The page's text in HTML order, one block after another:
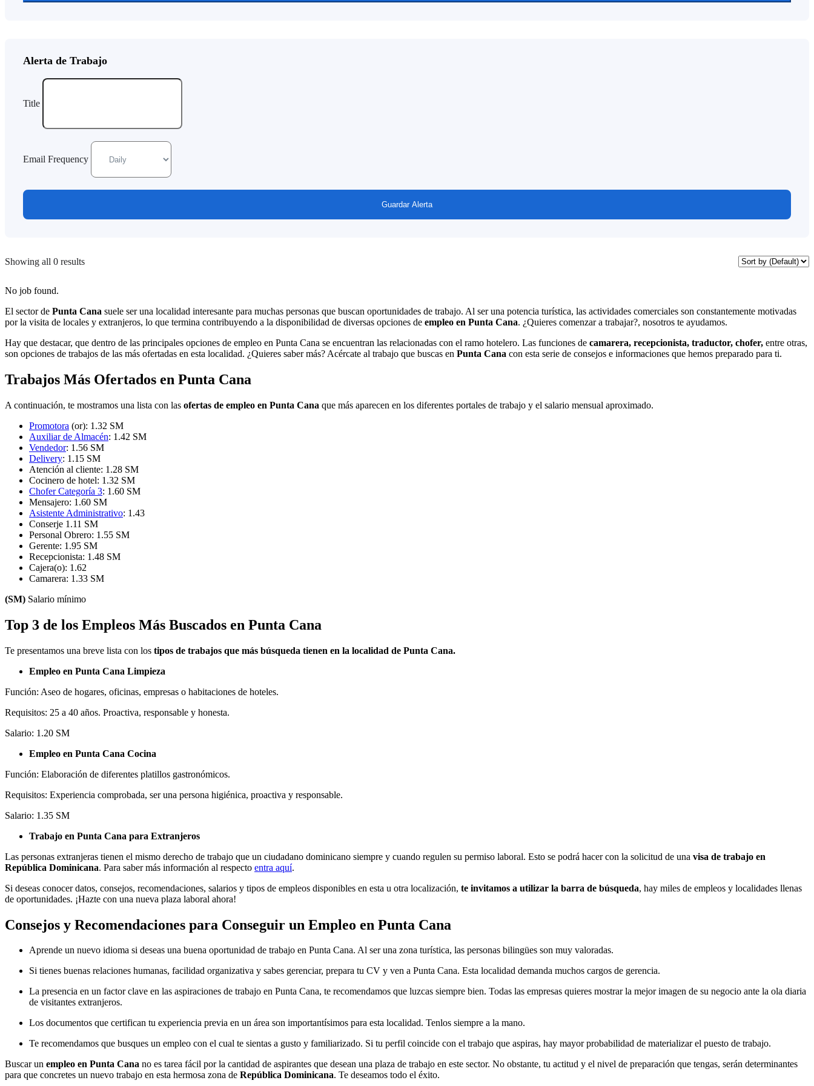
Alerta de Trabajo
Title
Email Frequency
Guardar Alerta
Showing all 0 results
No job found.
El sector de Punta Cana suele ser una localidad interesante para muchas personas que buscan oportunidades de trabajo. Al ser una potencia turística, las actividades comerciales son constantemente motivadas
por la visita de locales y extranjeros, lo que termina contribuyendo a la disponibilidad de diversas opciones de empleo en Punta Cana. ¿Quieres comenzar a trabajar?, nosotros te ayudamos.
Hay que destacar, que dentro de las principales opciones de empleo en Punta Cana se encuentran las relacionadas con el ramo hotelero. Las funciones de camarera, recepcionista, traductor, chofer, entre otras,
son opciones de trabajos de las más ofertadas en esta localidad. ¿Quieres saber más? Acércate al trabajo que buscas en Punta Cana con esta serie de consejos e informaciones que hemos preparado para ti.
Trabajos Más Ofertados en Punta Cana
A continuación, te mostramos una lista con las ofertas de empleo en Punta Cana que más aparecen en los diferentes portales de trabajo y el salario mensual aproximado.
Promotora (or): 1.32 SM
Auxiliar de Almacén: 1.42 SM
Vendedor: 1.56 SM
Delivery: 1.15 SM
Atención al cliente: 1.28 SM
Cocinero de hotel: 1.32 SM
Chofer Categoría 3: 1.60 SM
Mensajero: 1.60 SM
Asistente Administrativo: 1.43
Conserje 1.11 SM
Personal Obrero: 1.55 SM
Gerente: 1.95 SM
Recepcionista: 1.48 SM
Cajera(o): 1.62
Camarera: 1.33 SM
(SM) Salario mínimo
Top 3 de los Empleos Más Buscados en Punta Cana
Te presentamos una breve lista con los tipos de trabajos que más búsqueda tienen en la localidad de Punta Cana.
Empleo en Punta Cana Limpieza
Función: Aseo de hogares, oficinas, empresas o habitaciones de hoteles.
Requisitos: 25 a 40 años. Proactiva, responsable y honesta.
Salario: 1.20 SM
Empleo en Punta Cana Cocina
Función: Elaboración de diferentes platillos gastronómicos.
Requisitos: Experiencia comprobada, ser una persona higiénica, proactiva y responsable.
Salario: 1.35 SM
Trabajo en Punta Cana para Extranjeros
Las personas extranjeras tienen el mismo derecho de trabajo que un ciudadano dominicano siempre y cuando regulen su permiso laboral. Esto se podrá hacer con la solicitud de una visa de trabajo en
República Dominicana. Para saber más información al respecto entra aquí.
Si deseas conocer datos, consejos, recomendaciones, salarios y tipos de empleos disponibles en esta u otra localización, te invitamos a utilizar la barra de búsqueda, hay miles de empleos y localidades llenas
de oportunidades. ¡Hazte con una nueva plaza laboral ahora!
Consejos y Recomendaciones para Conseguir un Empleo en Punta Cana
Aprende un nuevo idioma si deseas una buena oportunidad de trabajo en Punta Cana. Al ser una zona turística, las personas bilingües son muy valoradas.
Si tienes buenas relaciones humanas, facilidad organizativa y sabes gerenciar, prepara tu CV y ven a Punta Cana. Esta localidad demanda muchos cargos de gerencia.
La presencia en un factor clave en las aspiraciones de trabajo en Punta Cana, te recomendamos que luzcas siempre bien. Todas las empresas quieres mostrar la mejor imagen de su negocio ante la ola diaria
de visitantes extranjeros.
Los documentos que certifican tu experiencia previa en un área son importantísimos para esta localidad. Tenlos siempre a la mano.
Te recomendamos que busques un empleo con el cual te sientas a gusto y familiarizado. Si tu perfil coincide con el trabajo que aspiras, hay mayor probabilidad de materializar el puesto de trabajo.
Buscar un empleo en Punta Cana no es tarea fácil por la cantidad de aspirantes que desean una plaza de trabajo en este sector. No obstante, tu actitud y el nivel de preparación que tengas, serán determinantes
para que concretes un nuevo trabajo en esta hermosa zona de República Dominicana. Te deseamos todo el éxito.